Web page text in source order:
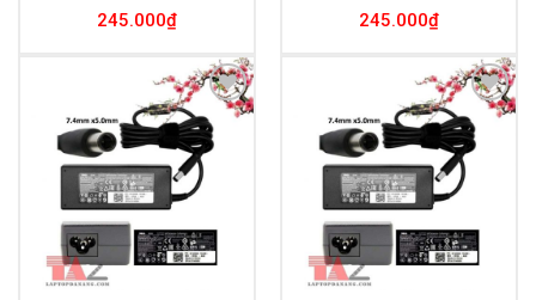
245.000₫
245.000₫
Add to
Wishlist
Add to
Wishlist